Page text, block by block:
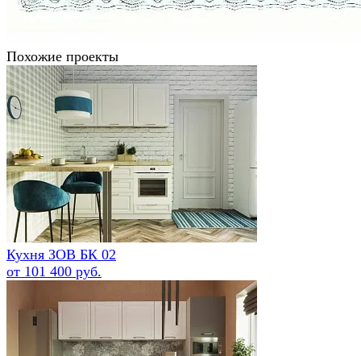
Похожие проекты
Кухня ЗОВ БК 02
от 101 400 руб.